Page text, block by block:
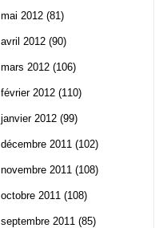
mai 2012 (81)
avril 2012 (90)
mars 2012 (106)
février 2012 (110)
janvier 2012 (99)
décembre 2011 (102)
novembre 2011 (108)
octobre 2011 (108)
septembre 2011 (85)